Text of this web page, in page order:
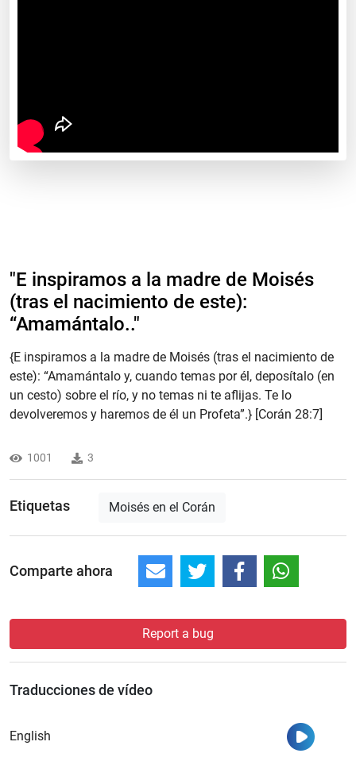
"E inspiramos a la madre de Moisés
(tras el nacimiento de este):
“Amamántalo.."
{E inspiramos a la madre de Moisés (tras el nacimiento de
este): “Amamántalo y, cuando temas por él, deposítalo (en
un cesto) sobre el río, y no temas ni te aflijas. Te lo
devolveremos y haremos de él un Profeta”.} [Corán 28:7]
1001 3
Etiquetas Moisés en el Corán
Comparte ahora
Report a bug
Traducciones de vídeo
English